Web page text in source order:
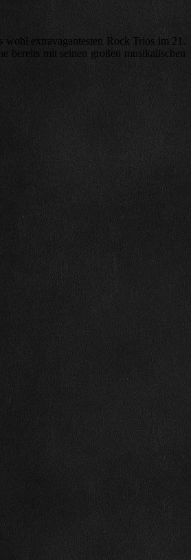
extravagantesten Rock Trios im 21.
bereits mit seinen großen musikalischen